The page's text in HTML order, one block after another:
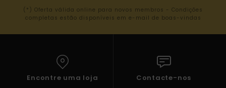
(*) Oferta válida online para novos membros - Condições
completas estão disponíveis em e-mail de boas-vindas
Encontre uma loja Contacte-nos